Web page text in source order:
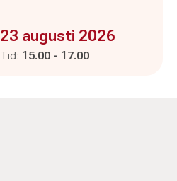
Evenemanget är :
23 augusti 2026
Tid: Pågår mellan
15.00 - och
17.00